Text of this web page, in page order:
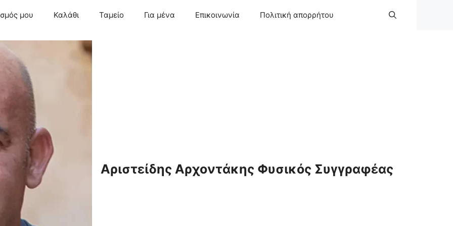
μου Καλάθι Ταμείο Για μένα Επικοινωνία Πολιτική απορρήτου
Αριστείδης Αρχοντάκης Φυσικός Συγγραφέας